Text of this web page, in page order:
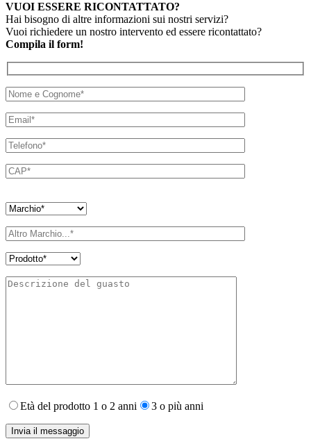
VUOI ESSERE RICONTATTATO?
Hai bisogno di altre informazioni sui nostri servizi?
Vuoi richiedere un nostro intervento ed essere ricontattato?
Compila il form!
Età del prodotto 1 o 2 anni 3 o più anni